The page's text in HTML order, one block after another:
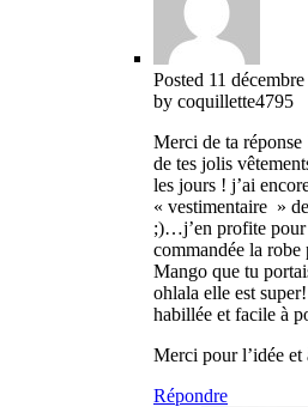
Posted 11
by coquillette4795
Merci de ta
de tes jolis
les jours ! j’ai
« vestimentaire »
;)…j’en profite pour
commandée la
Mango que tu
ohlala elle est
habillée et facile à
Merci pour l’idée et
Répondre